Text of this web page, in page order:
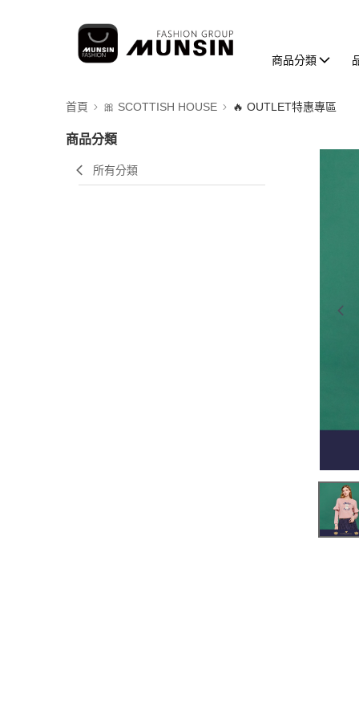
商品分類
首頁 🎀 SCOTTISH HOUSE 🔥 OUTLET特惠專區
商品分類
所有分類